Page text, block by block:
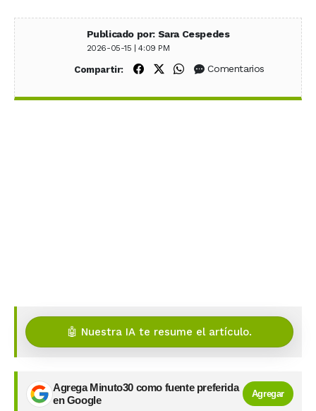
Publicado por: Sara Cespedes
2026-05-15 | 4:09 PM
Compartir: Compartir en Facebook
Compartir en X (Twitter)
Compartir en WhatsApp
Comentarios
🤖 Nuestra IA te resume el artículo.
Agrega Minuto30 como fuente preferida
en Google
Agregar